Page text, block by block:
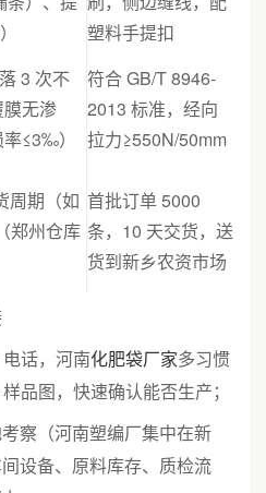
塑料手提扣
3 次不
无渗
≤3‰）
符合 GB/T 8946-
2013 标准，经向
拉力≥550N/50mm
周期（如
郑州仓库
首批订单 5000
条，10 天交货，送
货到新乡农资市场
话，河南化肥袋厂家多习惯
品图，快速确认能否生产；
察（河南塑编厂集中在新
设备、原料库存、质检流